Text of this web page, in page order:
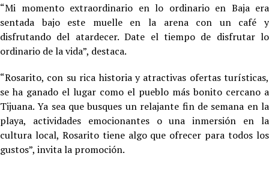
“Mi momento extraordinario en lo ordinario en Baja era
sentada bajo este muelle en la arena con un café y
disfrutando del atardecer. Date el tiempo de disfrutar lo
ordinario de la vida”, destaca.
“Rosarito, con su rica historia y atractivas ofertas turísticas,
se ha ganado el lugar como el pueblo más bonito cercano a
Tijuana. Ya sea que busques un relajante fin de semana en la
playa, actividades emocionantes o una inmersión en la
cultura local, Rosarito tiene algo que ofrecer para todos los
gustos”, invita la promoción.